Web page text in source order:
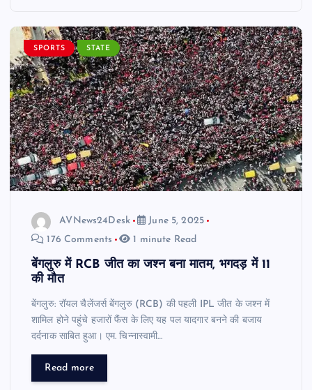
SPORTS STATE
AVNews24Desk
June 5, 2025
176 Comments
1 minute Read
बेंगलुरु में RCB जीत का जश्न बना मातम, भगदड़ में 11
की मौत
बेंगलुरु: रॉयल चैलेंजर्स बेंगलुरु (RCB) की पहली IPL जीत के जश्न में
शामिल होने पहुंचे हजारों फैंस के लिए यह पल यादगार बनने की बजाय
दर्दनाक साबित हुआ। एम. चिन्नास्वामी…
Read more